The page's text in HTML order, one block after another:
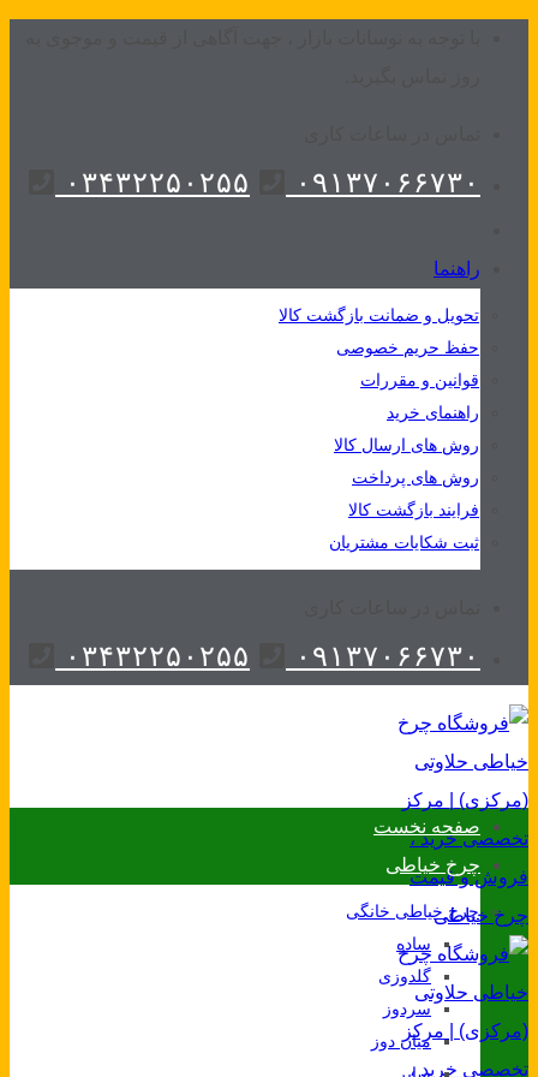
۰۹۱۳۷۰۶۶۷۳۰ ۰۳۴۳۲۲۵۰۲۵۵
راهنما
تحویل و ضمانت بازگشت کالا
حفظ حریم خصوصی
قوانین و مقررات
راهنمای خرید
روش های ارسال کالا
روش های پرداخت
فرایند بازگشت کالا
ثبت شکایات مشتریان
۰۹۱۳۷۰۶۶۷۳۰ ۰۳۴۳۲۲۵۰۲۵۵
صفحه نخست
چرخ خیاطی
چرخ خیاطی خانگی
ساده
گلدوزی
سردوز
میان دوز